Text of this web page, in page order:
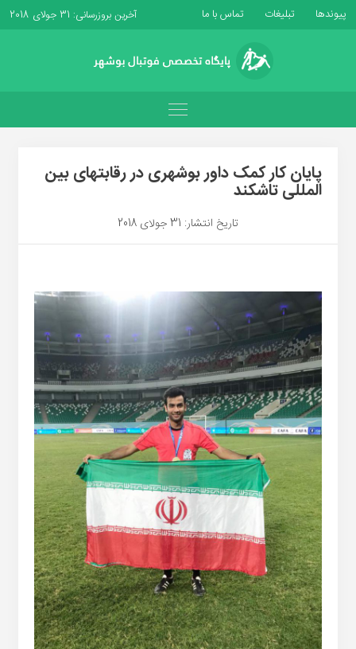
پیوندها تبلیغات تماس با ما آخرین بروزرسانی: 31 جولای 2018
پایان کار کمک داور بوشهری در رقابتهای بین
المللی تاشکند
تاریخ انتشار: 31 جولای 2018